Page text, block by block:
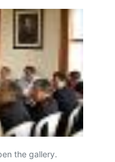
the gallery.